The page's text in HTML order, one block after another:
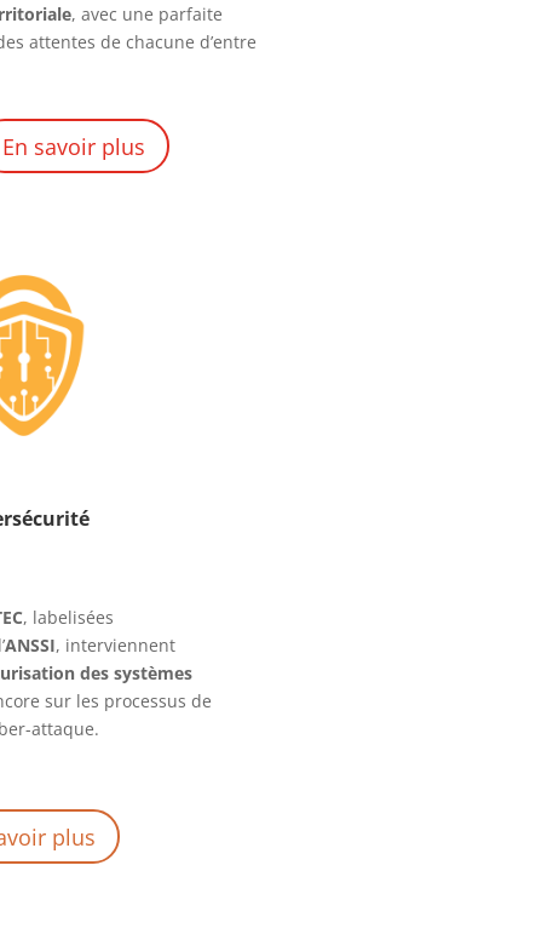
, avec une parfaite
attentes de chacune d’entre
En savoir plus
, labelisées
ANSSI, interviennent
des systèmes
sur les processus de
attaque.
plus